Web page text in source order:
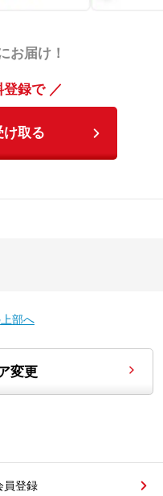
お届け！
録で ／
け取る
部へ
変更
員登録